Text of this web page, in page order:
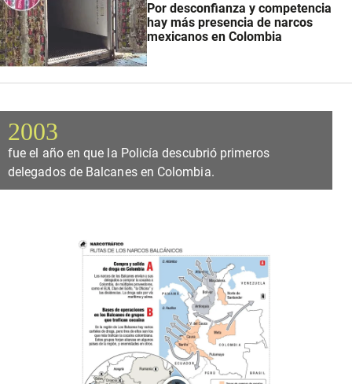
Por desconfianza y competencia
hay más presencia de narcos
mexicanos en Colombia
2003
fue el año en que la Policía descubrió primeros
delegados de Balcanes en Colombia.